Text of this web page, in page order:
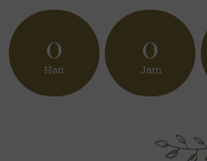
0
Hari
0
Jam